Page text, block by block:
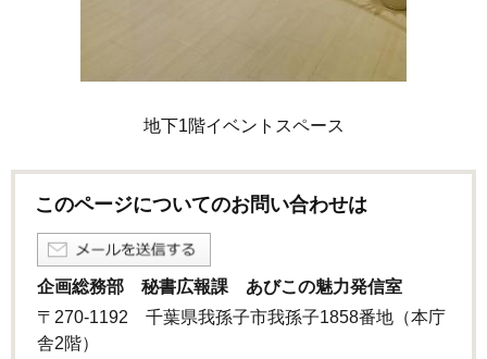
地下1階イベントスペース
このページについてのお問い合わせは
企画総務部 秘書広報課 あびこの魅力発信室
〒270-1192 千葉県我孫子市我孫子1858番地（本庁
舎2階）